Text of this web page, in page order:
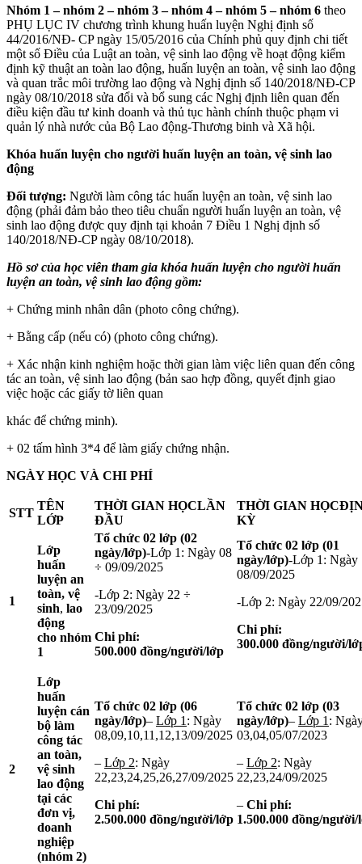
Nhóm 1 – nhóm 2 – nhóm 3 – nhóm 4 – nhóm 5 – nhóm 6 theo
PHỤ LỤC IV chương trình khung huấn luyện Nghị định số
44/2016/NĐ- CP ngày 15/05/2016 của Chính phủ quy định chi tiết
một số Điều của Luật an toàn, vệ sinh lao động về hoạt động kiểm
định kỹ thuật an toàn lao động, huấn luyện an toàn, vệ sinh lao động
và quan trắc môi trường lao động và Nghị định số 140/2018/NĐ-CP
ngày 08/10/2018 sửa đổi và bổ sung các Nghị định liên quan đến
điều kiện đầu tư kinh doanh và thủ tục hành chính thuộc phạm vi
quản lý nhà nước của Bộ Lao động-Thương binh và Xã hội.
Khóa huấn luyện cho người huấn luyện an toàn, vệ sinh lao
động
Đối tượng: Người làm công tác huấn luyện an toàn, vệ sinh lao
động (phải đảm bảo theo tiêu chuẩn người huấn luyện an toàn, vệ
sinh lao động được quy định tại khoản 7 Điều 1 Nghị định số
140/2018/NĐ-CP ngày 08/10/2018).
Hồ sơ của học viên tham gia khóa huấn luyện cho người huấn
luyện an toàn, vệ sinh lao động gồm:
+ Chứng minh nhân dân (photo công chứng).
+ Bằng cấp (nếu có) (photo công chứng).
+ Xác nhận kinh nghiệm hoặc thời gian làm việc liên quan đến công
tác an toàn, vệ sinh lao động (bản sao hợp đồng, quyết định giao
việc hoặc các giấy tờ liên quan
khác để chứng minh).
+ 02 tấm hình 3*4 để làm giấy chứng nhận.
NGÀY HỌC VÀ CHI PHÍ
STT
TÊN
LỚP
THỜI GIAN HỌCLẦN
ĐẦU
THỜI GIAN HỌC
KỲ
1
Lớp
huấn
luyện an
toàn, vệ
sinh, lao
động
cho nhóm
1
Tổ chức 02 lớp (02
ngày/lớp)-Lớp 1: Ngày 08
÷ 09/09/2025
-Lớp 2: Ngày 22 ÷
23/09/2025
Chi phí:
500.000 đồng/người/lớp
Tổ chức 02 lớp (01
ngày/lớp)-Lớp 1: Ngày
08/09/2025
-Lớp 2: Ngày 22/09/
Chi phí:
300.000 đồng/người/
2
Lớp
huấn
luyện cán
bộ làm
công tác
an toàn,
vệ sinh
lao động
tại các
đơn vị,
doanh
nghiệp
(nhóm 2)
Tổ chức 02 lớp (06
ngày/lớp)– Lớp 1 : Ngày
08,09,10,11,12,13/09/2025
– Lớp 2: Ngày
22,23,24,25,26,27/09/2025
Chi phí:
2.500.000 đồng/người/lớp
Tổ chức 02 lớp (03
ngày/lớp)– Lớp 1 :
03,04,05/07/2023
– Lớp 2: Ngày
22,23,24/09/2025
– Chi phí:
1.500.000 đồng/người/